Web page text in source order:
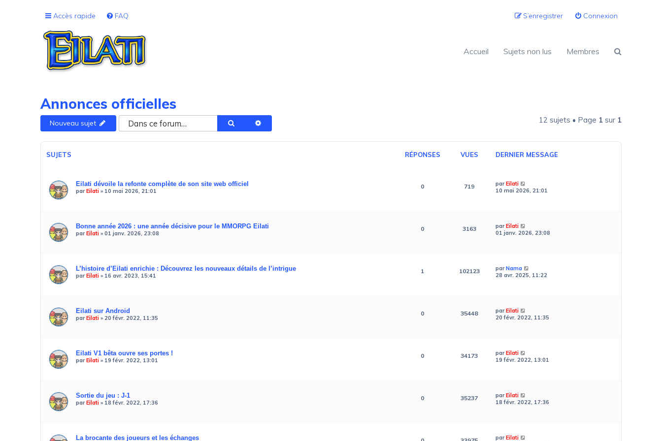
Accès rapide FAQ Connexion
S’enregistrer
Accueil Sujets non lus Membres
Annonces officielles
Nouveau sujet Rechercher 12 sujets • Page 1sur 1
SUJETS RÉPONSES VUES DERNIER MESSAGE
Eilati dévoile la refonte complète de son site web officiel
parEilati » 10 mai 2026, 21:01
0 719 parEilati
10 mai 2026, 21:01
Bonne année 2026 : une année décisive pour le MMORPG Eilati
parEilati »01 janv. 2026, 23:08
0 3163 parEilati
01 janv. 2026, 23:08
L’histoire d’Eilati enrichie : Découvrez les nouveaux détails de l’intrigue
parEilati » 16 avr. 2023, 15:41
1 102123 parNama
28 avr. 2025, 11:22
Eilati sur Android
parEilati » 20 févr. 2022, 11:35
0 35448 parEilati
20 févr. 2022, 11:35
Eilati V1 bêta ouvre ses portes !
parEilati » 19 févr. 2022, 13:01
0 34173 parEilati
19 févr. 2022, 13:01
Sortie du jeu : J-1
parEilati » 18 févr. 2022, 17:36
0 35237 parEilati
18 févr. 2022, 17:36
La brocante des joueurs et les échanges parEilati